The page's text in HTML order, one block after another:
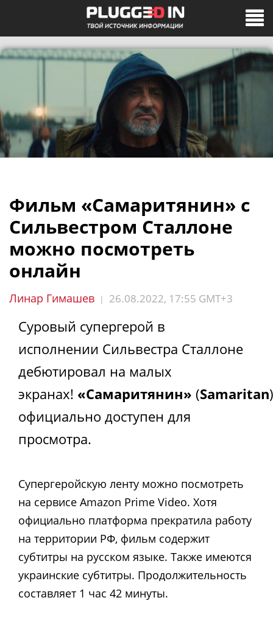
Фильм «Самаритянин» с
Сильвестром Сталлоне
можно посмотреть
онлайн
Линар Гимашев | 26.08.2022, 17:55 GMT+3
Суровый супергерой в
исполнении Сильвестра Сталлоне
дебютировал на малых
экранах! «Самаритянин» (Samaritan)
официально доступен для
просмотра.
Супергеройскую ленту можно посмотреть
на сервисе Amazon Prime Video. Хотя
официально платформа прекратила работу
на территории РФ, фильм содержит
субтитры на русском языке. Также имеются
украинские субтитры. Продолжительность
составляет 1 час 42 минуты.